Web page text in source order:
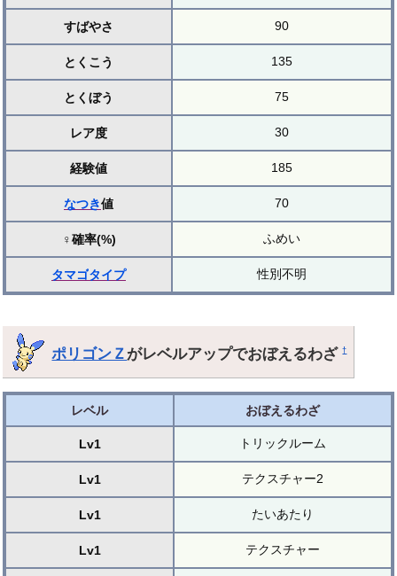
すばやさ 90
とくこう 135
とくぼう 75
レア度 30
経験値 185
なつき値 70
♀確率(%) ふめい
タマゴタイプ 性別不明
ポリゴンＺがレベルアップでおぼえるわざ†
レベル おぼえるわざ
Lv1 トリックルーム
Lv1 テクスチャー2
Lv1 たいあたり
Lv1 テクスチャー